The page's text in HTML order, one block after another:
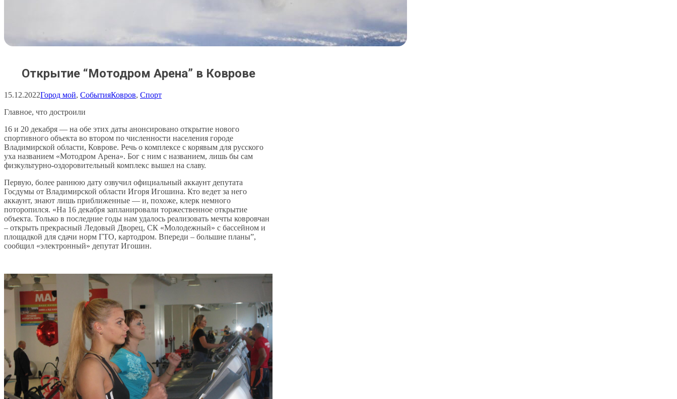
Открытие “Мотодром Арена” в Коврове
15.12.2022Город мой, СобытияКовров, Спорт
Главное, что достроили
16 и 20 декабря — на обе этих даты анонсировано открытие нового
спортивного объекта во втором по численности населения городе
Владимирской области, Коврове. Речь о комплексе с корявым для русского
уха названием «Мотодром Арена». Бог с ним с названием, лишь бы сам
физкультурно-оздоровительный комплекс вышел на славу.
Первую, более раннюю дату озвучил официальный аккаунт депутата
Госдумы от Владимирской области Игоря Игошина. Кто ведет за него
аккаунт, знают лишь приближенные — и, похоже, клерк немного
поторопился. «На 16 декабря запланировали торжественное открытие
объекта. Только в последние годы нам удалось реализовать мечты ковровчан
– открыть прекрасный Ледовый Дворец, СК «Молодежный» с бассейном и
площадкой для сдачи норм ГТО, картодром. Впереди – большие планы”,
сообщил «электронный» депутат Игошин.